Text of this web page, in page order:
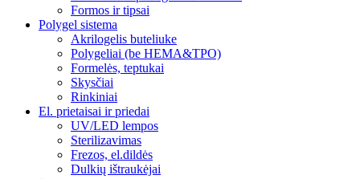
Formos ir tipsai
Polygel sistema
Akrilogelis buteliuke
Polygeliai (be HEMA&TPO)
Formelės, teptukai
Skysčiai
Rinkiniai
El. prietaisai ir priedai
UV/LED lempos
Sterilizavimas
Frezos, el.dildės
Dulkių ištraukėjai